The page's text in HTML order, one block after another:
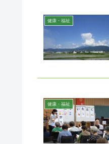
健康・福祉
健康・福祉